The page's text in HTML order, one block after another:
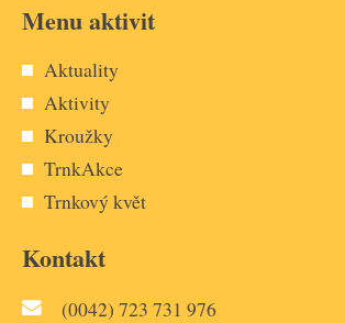
Menu aktivit
Aktuality
Aktivity
Kroužky
TrnkAkce
Trnkový květ
Kontakt
(0042) 723 731 976